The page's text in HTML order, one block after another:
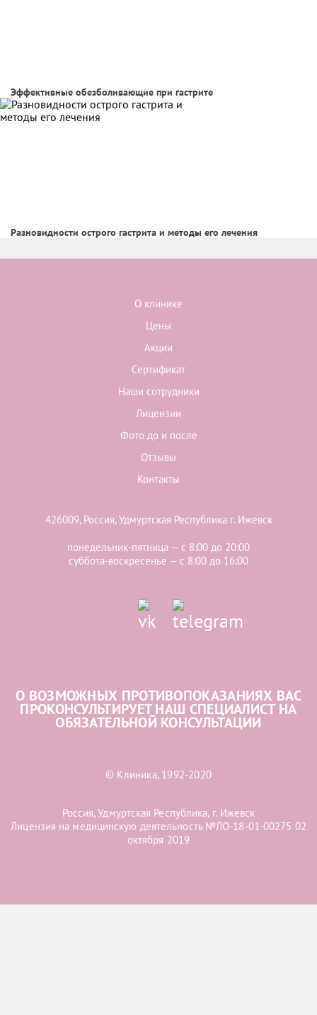
Эффективные обезболивающие при гастрите
Разновидности острого гастрита и методы его лечения
О клинике
Цены
Акции
Сертификат
Наши сотрудники
Лицензии
Фото до и после
Отзывы
Контакты
426009, Россия, Удмуртская Республика г. Ижевск
понедельник-пятница — с 8:00 до 20:00
суббота-воскресенье — с 8:00 до 16:00
О ВОЗМОЖНЫХ ПРОТИВОПОКАЗАНИЯХ ВАС
ПРОКОНСУЛЬТИРУЕТ НАШ СПЕЦИАЛИСТ НА
ОБЯЗАТЕЛЬНОЙ КОНСУЛЬТАЦИИ
© Клиника, 1992-2020
Россия, Удмуртская Республика, г. Ижевск
Лицензия на медицинскую деятельность №ЛО-18-01-00275 02
октября 2019